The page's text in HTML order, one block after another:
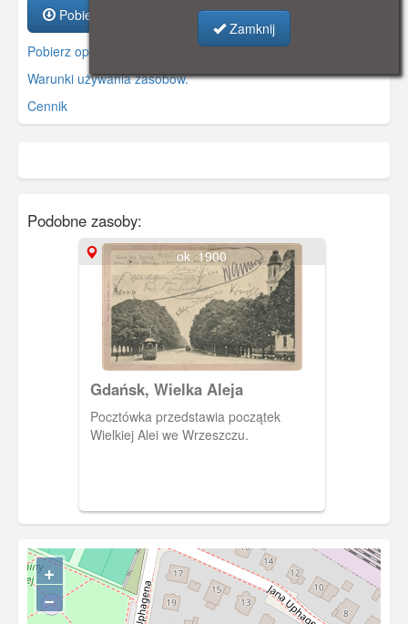
Pobierz zasób
Pobierz opis
Warunki używania zasobów.
Cennik
Podobne zasoby:
ok. 1900
Gdańsk, Wielka Aleja
Pocztówka przedstawia początek
Wielkiej Alei we Wrzeszczu.
+
−
Zamknij